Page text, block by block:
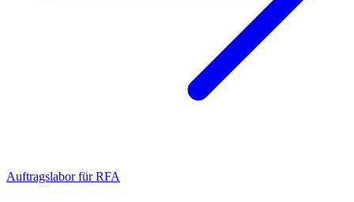
Auftragslabor für RFA